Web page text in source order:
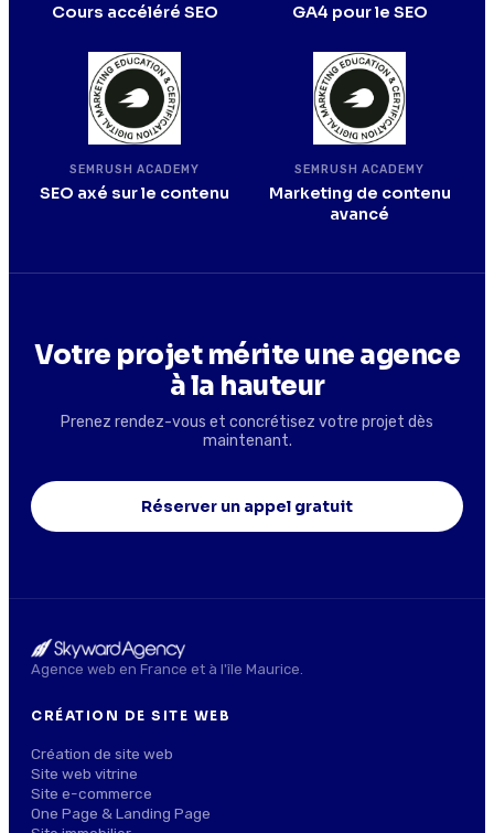
Cours accéléré SEO GA4 pour le SEO
SEMRUSH ACADEMY
SEO axé sur le contenu
SEMRUSH ACADEMY
Marketing de contenu
avancé
Votre projet mérite une agence
à la hauteur
Prenez rendez-vous et concrétisez votre projet dès
maintenant.
Réserver un appel gratuit
Agence web en France et à l'île Maurice.
CRÉATION DE SITE WEB
Création de site web
Site web vitrine
Site e-commerce
One Page & Landing Page